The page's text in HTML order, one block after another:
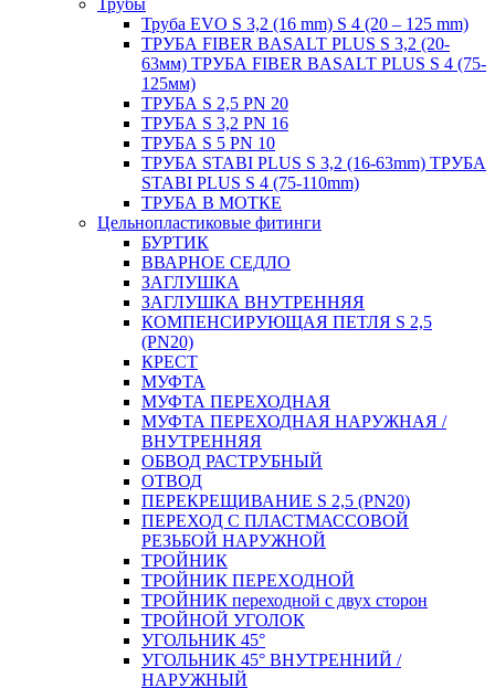
Трубы
Труба EVO S 3,2 (16 mm) S 4 (20 – 125 mm)
ТРУБА FIBER BASALT PLUS S 3,2 (20-
63мм) ТРУБА FIBER BASALT PLUS S 4 (75-
125мм)
ТРУБА S 2,5 PN 20
ТРУБА S 3,2 PN 16
ТРУБА S 5 PN 10
ТРУБА STABI PLUS S 3,2 (16-63mm) ТРУБА
STABI PLUS S 4 (75-110mm)
ТРУБА В МОТКЕ
Цельнопластиковые фитинги
БУРТИК
ВВАРНОЕ СЕДЛО
ЗАГЛУШКА
ЗАГЛУШКА ВНУТРЕННЯЯ
КОМПЕНСИРУЮЩАЯ ПЕТЛЯ S 2,5
(PN20)
КРЕСТ
МУФТА
МУФТА ПЕРЕХОДНАЯ
МУФТА ПЕРЕХОДНАЯ НАРУЖНАЯ /
ВНУТРЕННЯЯ
ОБВОД РАСТРУБНЫЙ
ОТВОД
ПЕРЕКРЕЩИВАНИЕ S 2,5 (PN20)
ПЕРЕХОД С ПЛАСТМАССОВОЙ
РЕЗЬБОЙ НАРУЖНОЙ
ТРОЙНИК
ТРОЙНИК ПЕРЕXОДНОЙ
ТРОЙНИК переходной с двух сторон
ТРОЙНОЙ УГОЛОК
УГОЛЬНИК 45°
УГОЛЬНИК 45° ВНУТРЕННИЙ /
НАРУЖНЫЙ